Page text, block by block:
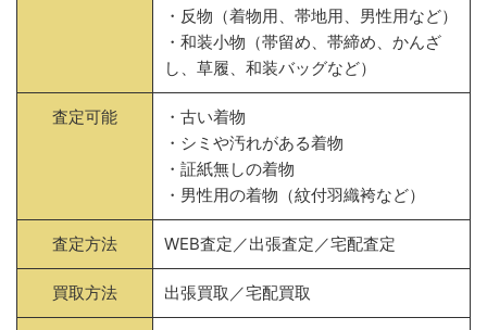
・反物（着物用、帯地用、男性用など）
・和装小物（帯留め、帯締め、かんざ
し、草履、和装バッグなど）
査定可能
・古い着物
・シミや汚れがある着物
・証紙無しの着物
・男性用の着物（紋付羽織袴など）
査定方法 WEB査定／出張査定／宅配査定
買取方法 出張買取／宅配買取